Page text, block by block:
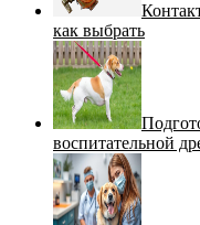
как выбрать
воспитательной